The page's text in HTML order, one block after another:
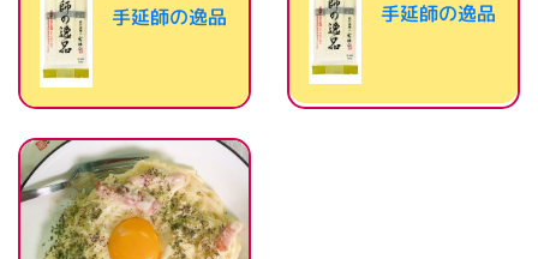
手延師の逸品 手延師の逸品